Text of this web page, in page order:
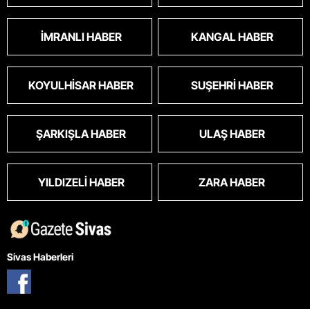
İMRANLI HABER KANGAL HABER
KOYULHISAR HABER SUŞEHRI HABER
ŞARKIŞLA HABER ULAŞ HABER
YILDIZELI HABER ZARA HABER
Sivas Haberleri